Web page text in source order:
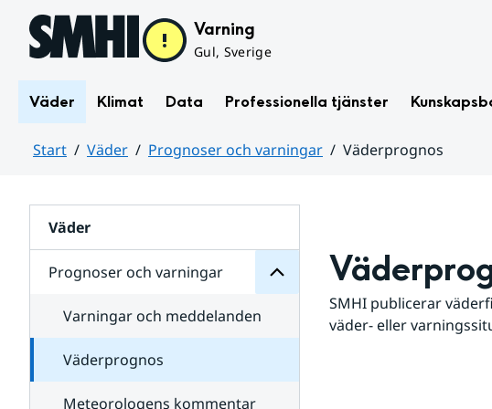
Hoppa till sidans innehåll Varning
Gul, Sverige
Väder Klimat Data Professionella tjänster
Start Väder Prognoser och varningar
Väderprognos
Väder
Prognoser och varningar
för
varningar
Varningar och meddelanden
Väderprognos
Meteorologens kommentar
SMHI publicerar
väder- eller